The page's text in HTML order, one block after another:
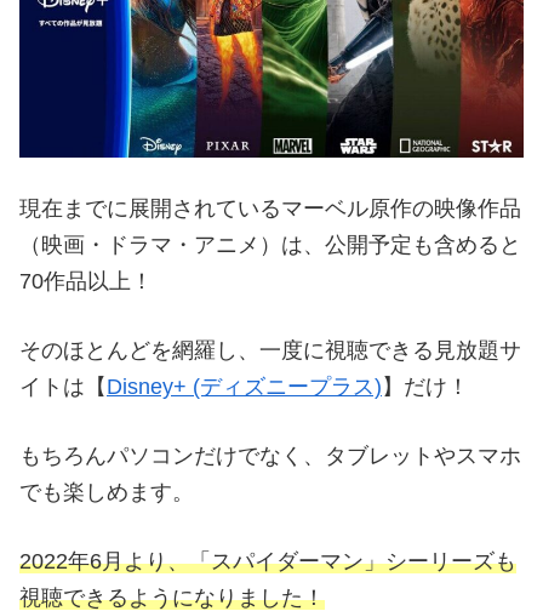
現在までに展開されているマーベル原作の映像作品
（映画・ドラマ・アニメ）は、公開予定も含めると
70作品以上！
そのほとんどを網羅し、一度に視聴できる見放題サ
イトは【 Disney+ (ディズニープラス) 】だけ！
もちろんパソコンだけでなく、タブレットやスマホ
でも楽しめます。
2022年6月より、「スパイダーマン」シーリーズも
視聴できるようになりました！